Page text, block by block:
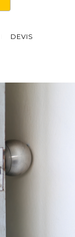
DEVIS